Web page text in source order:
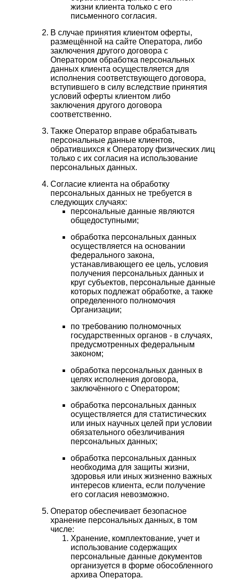
жизни клиента только с его
письменного согласия.
В случае принятия клиентом оферты,
размещённой на сайте Оператора, либо
заключения другого договора с
Оператором обработка персональных
данных клиента осуществляется для
исполнения соответствующего договора,
вступившего в силу вследствие принятия
условий оферты клиентом либо
заключения другого договора
соответственно.
Также Оператор вправе обрабатывать
персональные данные клиентов,
обратившихся к Оператору физических лиц
только с их согласия на использование
персональных данных.
Согласие клиента на обработку
персональных данных не требуется в
следующих случаях:
персональные данные являются
общедоступными;
обработка персональных данных
осуществляется на основании
федерального закона,
устанавливающего ее цель, условия
получения персональных данных и
круг субъектов, персональные данные
которых подлежат обработке, а также
определенного полномочия
Организации;
по требованию полномочных
государственных органов - в случаях,
предусмотренных федеральным
законом;
обработка персональных данных в
целях исполнения договора,
заключённого с Оператором;
обработка персональных данных
осуществляется для статистических
или иных научных целей при условии
обязательного обезличивания
персональных данных;
обработка персональных данных
необходима для защиты жизни,
здоровья или иных жизненно важных
интересов клиента, если получение
его согласия невозможно.
Оператор обеспечивает безопасное
хранение персональных данных, в том
числе:
Хранение, комплектование, учет и
использование содержащих
персональные данные документов
организуется в форме обособленного
архива Оператора.